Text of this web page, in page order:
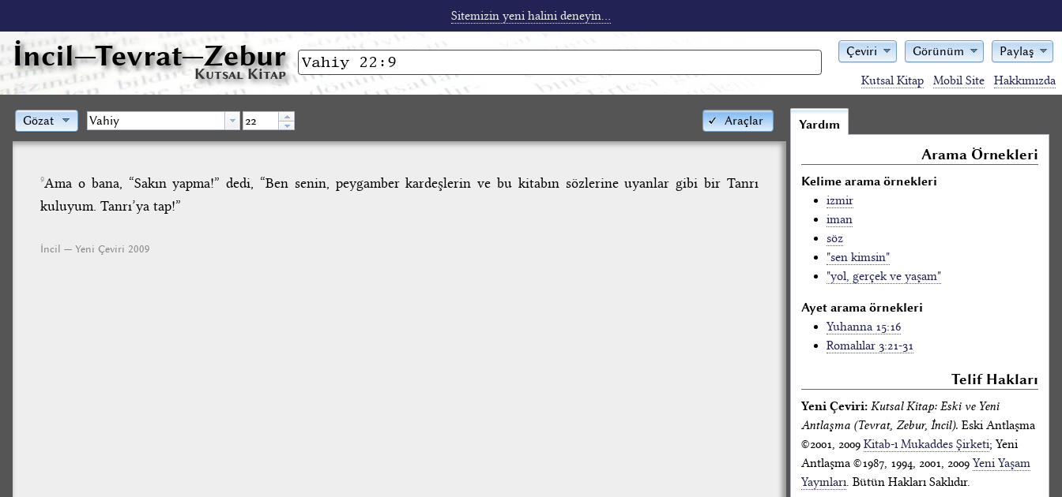
Sitemizin yeni halini deneyin...
İncil—Tevrat—Zebur
Kutsal Kitap
Çeviri Görünüm Paylaş
Kutsal Kitap Mobil Site Hakkımızda
Araçlar
Gözat
9Ama o bana, “Sakın yapma!” dedi, “Ben senin, peygamber kardeşlerin ve bu kitabın sözlerine uyanlar gibi bir Tanrı
kuluyum. Tanrı’ya tap!”
İncil — Yeni Çeviri 2009
Yardım
Arama Örnekleri
Kelime arama örnekleri
izmir
iman
söz
"sen kimsin"
"yol, gerçek ve yaşam"
Ayet arama örnekleri
Yuhanna 15:16
Romalılar 3:21-31
Telif Hakları
Yeni Çeviri: Kutsal Kitap: Eski ve Yeni
Antlaşma (Tevrat, Zebur, İncil). Eski Antlaşma
©2001, 2009 Kitab-ı Mukaddes Şirketi; Yeni
Antlaşma ©1987, 1994, 2001, 2009 Yeni Yaşam
Yayınları. Bütün Hakları Saklıdır.